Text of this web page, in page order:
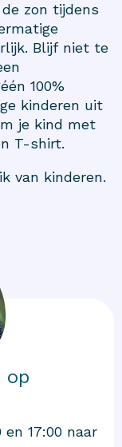
zon tijdens
Blijf niet te
100%
kinderen uit
je kind met
T-shirt.
van kinderen.
op
17:00 naar